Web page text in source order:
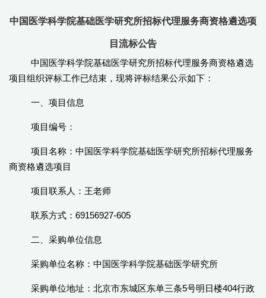
中国医学科学院基础医学研究所招标代理服务商资格遴选项
目流标公告
中国医学科学院基础医学研究所招标代理服务商资格遴选
项目组织评标工作已结束，现将评标结果公示如下：
一、项目信息
项目编号：
项目名称：中国医学科学院基础医学研究所招标代理服务
商资格遴选项目
项目联系人：王老师
联系方式：69156927-605
二、采购单位信息
采购单位名称：中国医学科学院基础医学研究所
采购单位地址：北京市东城区东单三条5号明日楼404行政